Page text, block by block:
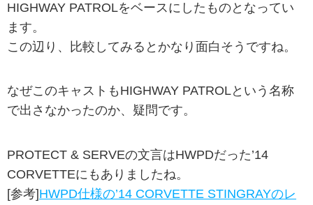
HIGHWAY PATROLをベースにしたものとなってい
ます。
この辺り、比較してみるとかなり面白そうですね。
なぜこのキャストもHIGHWAY PATROLという名称
で出さなかったのか、疑問です。
PROTECT & SERVEの文言はHWPDだった’14
CORVETTEにもありましたね。
[参考]HWPD仕様の’14 CORVETTE STINGRAYのレ